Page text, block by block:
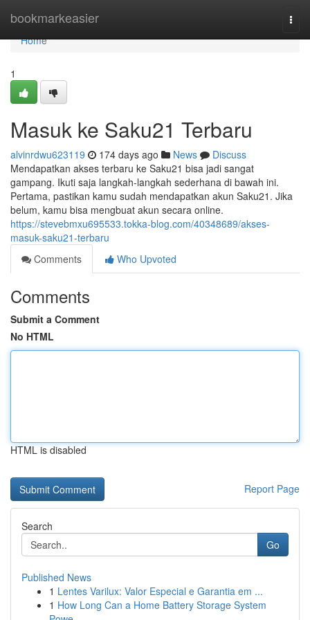
bookmarkeasier
Home
Home
1
Masuk ke Saku21 Terbaru
alvinrdwu623119 174 days ago News
Discuss
Mendapatkan akses terbaru ke Saku21 bisa jadi sangat
gampang. Ikuti saja langkah-langkah sederhana di bawah ini.
Pertama, pastikan kamu sudah mendapatkan akun Saku21. Jika
belum, kamu bisa mengbuat akun secara online.
https://stevebmxu695533.tokka-blog.com/40348689/akses-
masuk-saku21-terbaru
Comments
Who Upvoted
Comments
Submit a Comment
No HTML
HTML is disabled
Report Page
Search
Go
Published News
1 Lentes Varilux: Valor Especial e Garantia em ...
1 How Long Can a Home Battery Storage System